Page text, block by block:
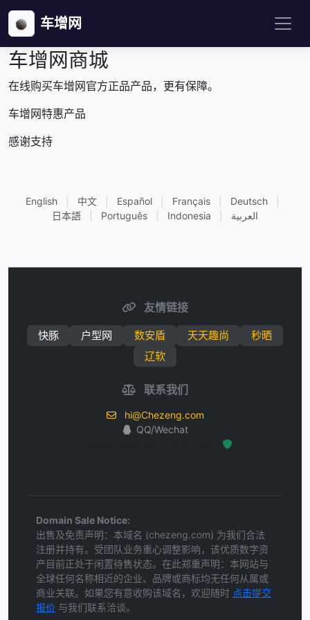
车增网
车增网商城
在线购买车增网官方正品产品，更有保障。
车增网特惠产品
感谢支持
English 中文 Español Français Deutsch
日本語
Português Indonesia العربية
友情链接
快豚 户型网 数安盾 天天趣尚
秒晒
辽软
联系我们
hi@Chezeng.com
QQ/Wechat
Domain Sale Notice:
出售及免责声明：本域名 (chezeng.com) 为我们合法
注册并持有。受团队业务重心调整影响，该优质数字资
产目前正处于闲置待售状态。在此郑重声明：本网站与
全球任何名称相近的企业、品牌或商标均无任何从属或
商业关联。如果您有意收购该域名，欢迎随时 点击提交
报价 与我们联系洽谈。